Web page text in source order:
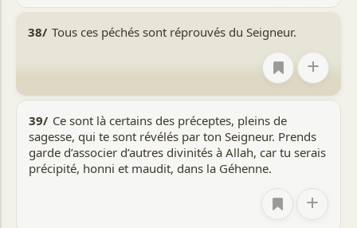
38/ Tous ces péchés sont réprouvés du Seigneur.
+
39/ Ce sont là certains des préceptes, pleins de
sagesse, qui te sont révélés par ton Seigneur. Prends
garde d’associer d’autres divinités à Allah, car tu serais
précipité, honni et maudit, dans la Géhenne.
+